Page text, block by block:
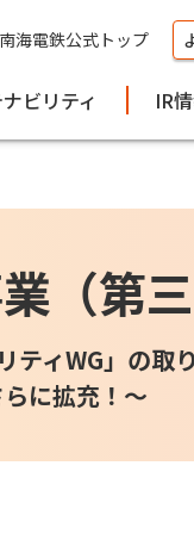
海電鉄公式トップ
ビリティ IR
（第
ティWG」の取
に拡充！～